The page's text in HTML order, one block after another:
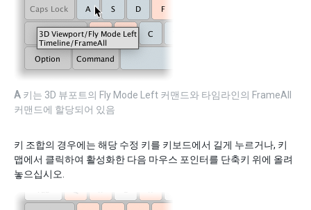
A 키는 3D 뷰포트의 Fly Mode Left 커맨드와 타임라인의 FrameAll
커맨드에 할당되어 있음
키 조합의 경우에는 해당 수정 키를 키보드에서 길게 누르거나, 키
맵에서 클릭하여 활성화한 다음 마우스 포인터를 단축키 위에 올려
놓으십시오.